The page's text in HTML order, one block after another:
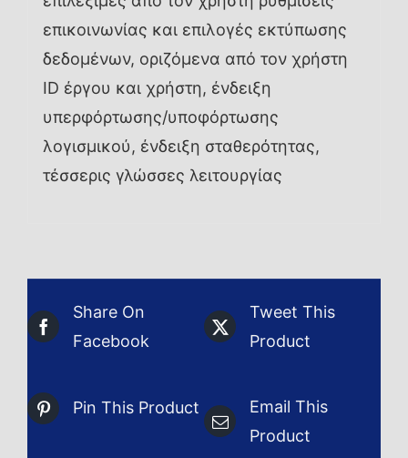
επικοινωνίας και επιλογές εκτύπωσης
δεδομένων, οριζόμενα από τον χρήστη
ID έργου και χρήστη, ένδειξη
υπερφόρτωσης/υποφόρτωσης
λογισμικού, ένδειξη σταθερότητας,
τέσσερις γλώσσες λειτουργίας
Share On
Facebook
Tweet This
Product
Pin This Product
Email This
Product